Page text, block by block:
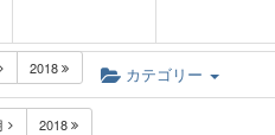
2018 カテゴリー
2018